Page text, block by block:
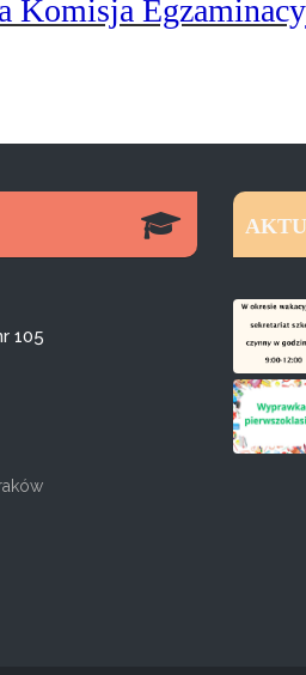
Komisja
105